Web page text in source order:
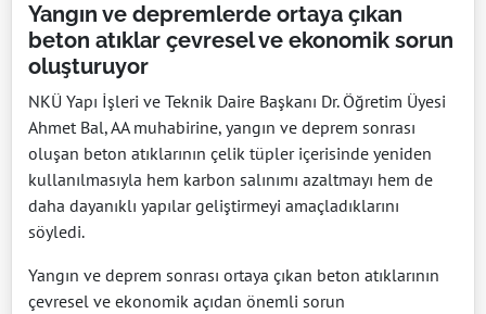
Yangın ve depremlerde ortaya çıkan
beton atıklar çevresel ve ekonomik sorun
oluşturuyor
NKÜ Yapı İşleri ve Teknik Daire Başkanı Dr. Öğretim Üyesi
Ahmet Bal, AA muhabirine, yangın ve deprem sonrası
oluşan beton atıklarının çelik tüpler içerisinde yeniden
kullanılmasıyla hem karbon salınımı azaltmayı hem de
daha dayanıklı yapılar geliştirmeyi amaçladıklarını
söyledi.
Yangın ve deprem sonrası ortaya çıkan beton atıklarının
çevresel ve ekonomik açıdan önemli sorun